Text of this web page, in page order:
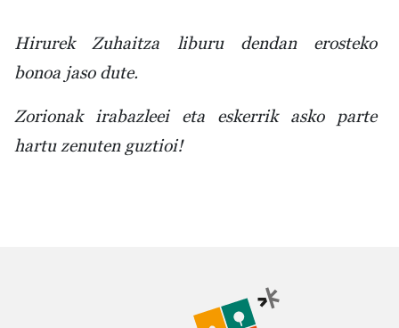
Hirurek Zuhaitza liburu dendan erosteko
bonoa jaso dute.
Zorionak irabazleei eta eskerrik asko parte
hartu zenuten guztioi!